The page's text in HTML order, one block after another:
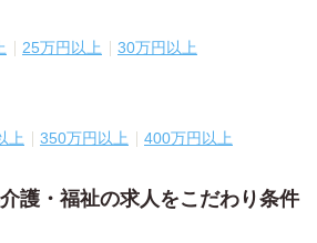
25万円以上 30万円以上
上 350万円以上 400万円以上
護・福祉の求人をこだわり条件